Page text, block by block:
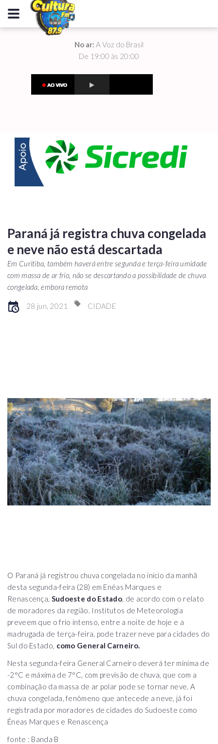
No ar: A Voz do Brasil
De 19:00 às 20:00
Paraná já registra chuva congelada
e neve não está descartada
Em Curitiba, também haverá entre segunda e terça-feira umidade
com massa de ar frio, não se descartando a possibilidade de chuva
congelada, embora remota
28 jun, 2021 CIDADE
O Paraná já registrou chuva congelada no início da manhã
desta segunda-feira (28) em Enéas Marques e
Renascença, Sudoeste do Estado , de acordo com o relato
de moradores da região. Institutos de Meteorologia
preveem que o frio intenso, entre a noite de hoje e a
madrugada de terça-feira, pode trazer neve para cidades do
Sul do Estado, como General Carneiro.
Nesta segunda-feira General Carneiro deverá ter mínima de
-2°C e máxima de 7°C, com previsão de chuva, que com a
combinação da massa de ar polar pode se tornar neve. A
chuva congelada, fenômeno que antecede a neve, já foi
registrada por moradores de cidades do Sudoeste como
Éneas Marques e Renascença
fonte : Banda B